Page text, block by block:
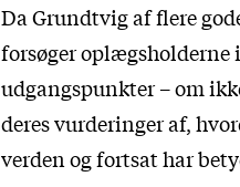
Da Grundtvig af flere
forsøger
udgangspunkter – om
deres vurderinger af,
verden og fortsat har